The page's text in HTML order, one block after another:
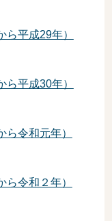
平成29年）
平成30年）
令和元年）
令和２年）